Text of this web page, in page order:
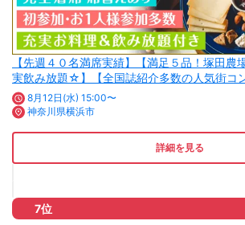
【先週４０名満席実績】【満足５品！塚田農
実飲み放題☆】【全国誌紹介多数の人気街コ
8月12日(水) 15:00〜
神奈川県横浜市
詳細を見る
7位